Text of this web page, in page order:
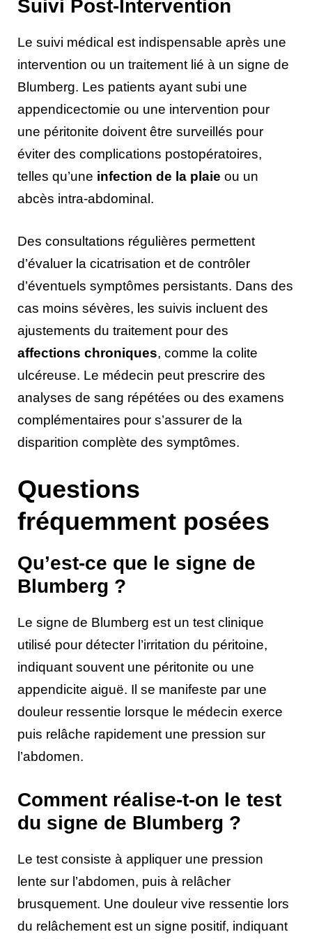
Suivi Post-Intervention
Le suivi médical est indispensable après une
intervention ou un traitement lié à un signe de
Blumberg. Les patients ayant subi une
appendicectomie ou une intervention pour
une péritonite doivent être surveillés pour
éviter des complications postopératoires,
telles qu’une infection de la plaie ou un
abcès intra-abdominal.
Des consultations régulières permettent
d’évaluer la cicatrisation et de contrôler
d’éventuels symptômes persistants. Dans des
cas moins sévères, les suivis incluent des
ajustements du traitement pour des
affections chroniques, comme la colite
ulcéreuse. Le médecin peut prescrire des
analyses de sang répétées ou des examens
complémentaires pour s’assurer de la
disparition complète des symptômes.
Questions
fréquemment posées
Qu’est-ce que le signe de
Blumberg ?
Le signe de Blumberg est un test clinique
utilisé pour détecter l’irritation du péritoine,
indiquant souvent une péritonite ou une
appendicite aiguë. Il se manifeste par une
douleur ressentie lorsque le médecin exerce
puis relâche rapidement une pression sur
l’abdomen.
Comment réalise-t-on le test
du signe de Blumberg ?
Le test consiste à appliquer une pression
lente sur l’abdomen, puis à relâcher
brusquement. Une douleur vive ressentie lors
du relâchement est un signe positif, indiquant